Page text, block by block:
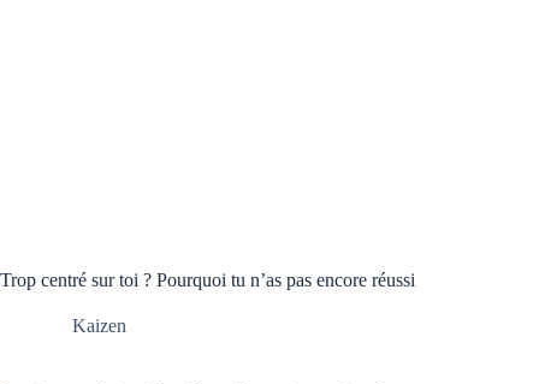
Trop centré sur toi ? Pourquoi tu n’as pas encore réussi
Kaizen